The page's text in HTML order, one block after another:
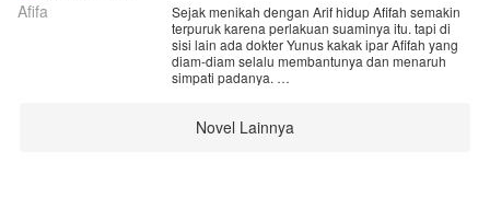
remaja yang rapuh, tapi seorang dokter dengan
hati yang telah membeku. Namun, takdir
mempermainkannya. Sahira muncul kembali
bersama seorang anak berusia empat tahun.
Sejak menikah dengan Arif hidup Afifah semakin
terpuruk karena perlakuan suaminya itu. tapi di
sisi lain ada dokter Yunus kakak ipar Afifah yang
diam-diam selalu membantunya dan menaruh
simpati padanya.
bagaimana kisahnya apakah Afifah akan tetap
mempertahankan pernikahannya atau memilih
Novel Lainnya